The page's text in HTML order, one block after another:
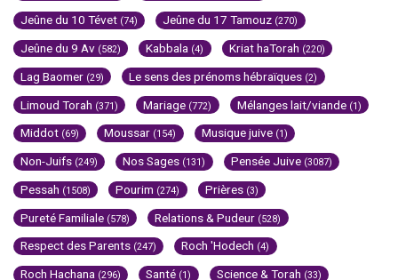
Jeûne du 10 Tévet (74) Jeûne du 17 Tamouz (270)
Jeûne du 9 Av (582) Kabbala (4) Kriat haTorah (220)
Lag Baomer (29) Le sens des prénoms hébraïques (2)
Limoud Torah (371) Mariage (772) Mélanges lait/viande (1)
Middot (69) Moussar (154) Musique juive (1)
Non-Juifs (249) Nos Sages (131) Pensée Juive (3087)
Pessah (1508) Pourim (274) Prières (3)
Pureté Familiale (578) Relations & Pudeur (528)
Respect des Parents (247) Roch 'Hodech (4)
Roch Hachana (296) Santé (1) Science & Torah (33)